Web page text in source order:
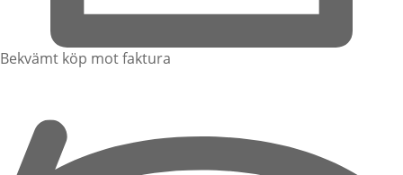
Bekvämt köp mot faktura